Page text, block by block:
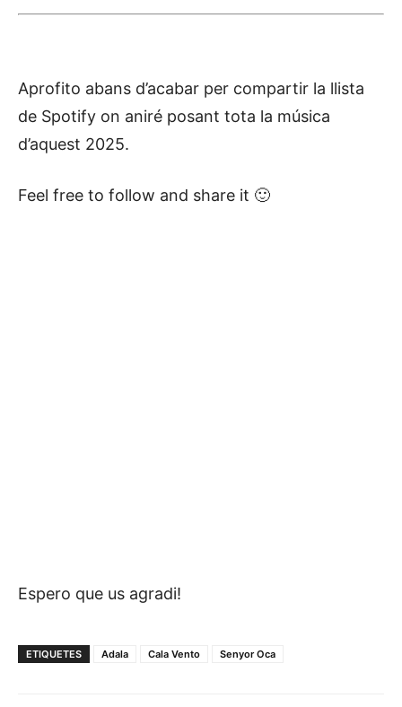
Aprofito abans d’acabar per compartir la llista
de Spotify on aniré posant tota la música
d’aquest 2025.
Feel free to follow and share it 🙂
Espero que us agradi!
ETIQUETES Adala Cala Vento Senyor Oca